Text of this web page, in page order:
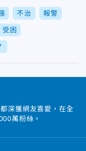
不治 報警
受困
深獲網友喜愛，在全
萬粉絲。